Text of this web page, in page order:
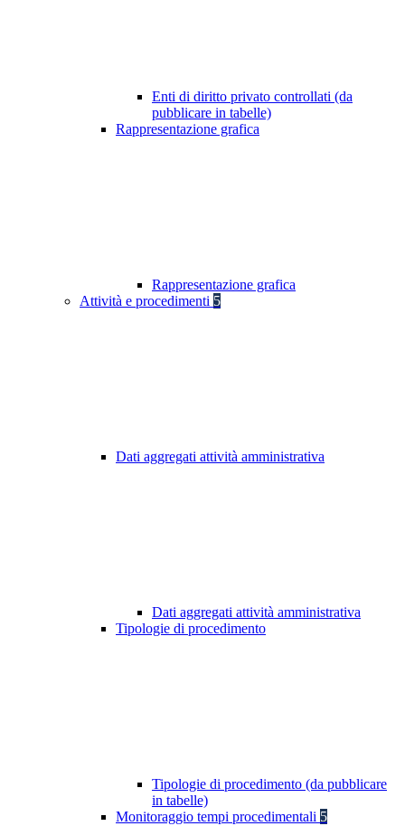
Enti di diritto privato controllati (da
pubblicare in tabelle)
Rappresentazione grafica
Rappresentazione grafica
Attività e procedimenti 5
Dati aggregati attività amministrativa
Dati aggregati attività amministrativa
Tipologie di procedimento
Tipologie di procedimento (da pubblicare
in tabelle)
Monitoraggio tempi procedimentali 5